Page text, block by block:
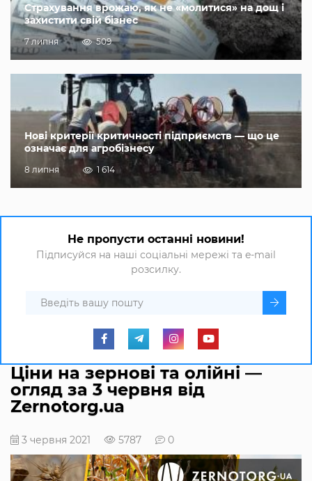
Страхування врожаю, як не «молитися» на дощ і
захистити свій бізнес
7 липня 509
Нові критерії критичності підприємств — що це
означає для агробізнесу
8 липня 1 614
Не пропусти останні новини!
Підписуйся на наші соціальні мережі та e-mail
розсилку.
Ціни на зернові та олійні —
огляд за 3 червня від
Zernotorg.ua
3 червня 2021 5787 0